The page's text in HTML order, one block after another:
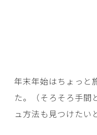
年末年始はちょっと
た。（そろそろ手間
ュ方法も見つけたい